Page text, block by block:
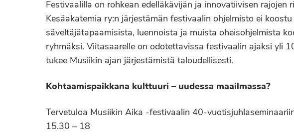
Festivaalilla on rohkean edelläkävijän ja innovatiivisen rajojen
Kesäakatemia ry:n järjestämän festivaalin ohjelmisto ei
säveltäjätapaamisista, luennoista ja muista oheisohjelmista
ryhmäksi. Viitasaarelle on odotettavissa festivaalin ajaksi yli
tukee Musiikin ajan järjestämistä taloudellisesti.
Kohtaamispaikkana kulttuuri – uudessa maailmassa?
Tervetuloa Musiikin Aika -festivaalin 40-
15.30 – 18